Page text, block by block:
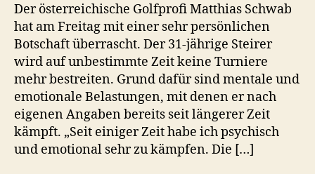
Der österreichische Golfprofi Matthias Schwab
hat am Freitag mit einer sehr persönlichen
Botschaft überrascht. Der 31-jährige Steirer
wird auf unbestimmte Zeit keine Turniere
mehr bestreiten. Grund dafür sind mentale und
emotionale Belastungen, mit denen er nach
eigenen Angaben bereits seit längerer Zeit
kämpft. „Seit einiger Zeit habe ich psychisch
und emotional sehr zu kämpfen. Die […]